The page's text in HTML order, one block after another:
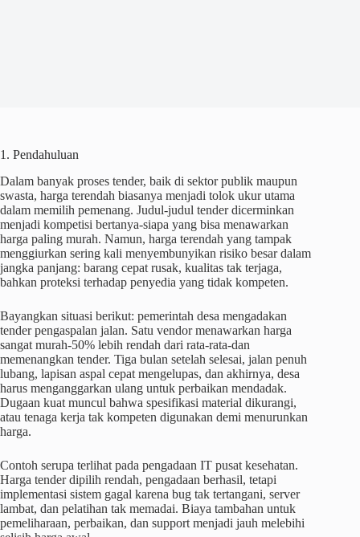
1. Pendahuluan
Dalam banyak proses tender, baik di sektor publik maupun
swasta, harga terendah biasanya menjadi tolok ukur utama
dalam memilih pemenang. Judul-judul tender dicerminkan
menjadi kompetisi bertanya-siapa yang bisa menawarkan
harga paling murah. Namun, harga terendah yang tampak
menggiurkan sering kali menyembunyikan risiko besar dalam
jangka panjang: barang cepat rusak, kualitas tak terjaga,
bahkan proteksi terhadap penyedia yang tidak kompeten.
Bayangkan situasi berikut: pemerintah desa mengadakan
tender pengaspalan jalan. Satu vendor menawarkan harga
sangat murah-50% lebih rendah dari rata-rata-dan
memenangkan tender. Tiga bulan setelah selesai, jalan penuh
lubang, lapisan aspal cepat mengelupas, dan akhirnya, desa
harus menganggarkan ulang untuk perbaikan mendadak.
Dugaan kuat muncul bahwa spesifikasi material dikurangi,
atau tenaga kerja tak kompeten digunakan demi menurunkan
harga.
Contoh serupa terlihat pada pengadaan IT pusat kesehatan.
Harga tender dipilih rendah, pengadaan berhasil, tetapi
implementasi sistem gagal karena bug tak tertangani, server
lambat, dan pelatihan tak memadai. Biaya tambahan untuk
pemeliharaan, perbaikan, dan support menjadi jauh melebihi